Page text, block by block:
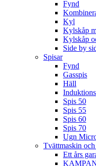
Fynd
Kyl
Kylskåp
Kylskåp
Side by
Spisar
Fynd
Gasspis
Häll
Spis 50
Spis 55
Spis 60
Spis 70
Ugn
Tvättmaskin
Ett års